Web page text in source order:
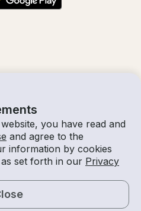
you have read and
and agree to the
information by cookies
set forth in our Privacy
約プライバシー規約
$801 /時間
を依頼する